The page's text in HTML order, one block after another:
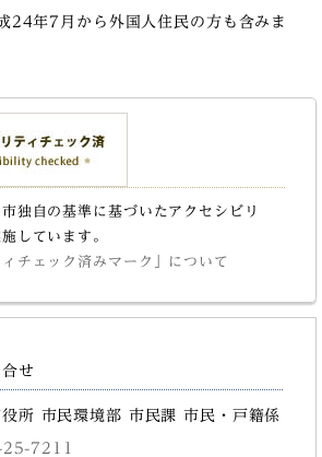
24年7月から外国人住民の方も含みま
独自の基準に基づいたアクセシビリ
しています。
ィチェック済みマーク」について
せ
所 市民環境部 市民課 市民・戸籍係
7211